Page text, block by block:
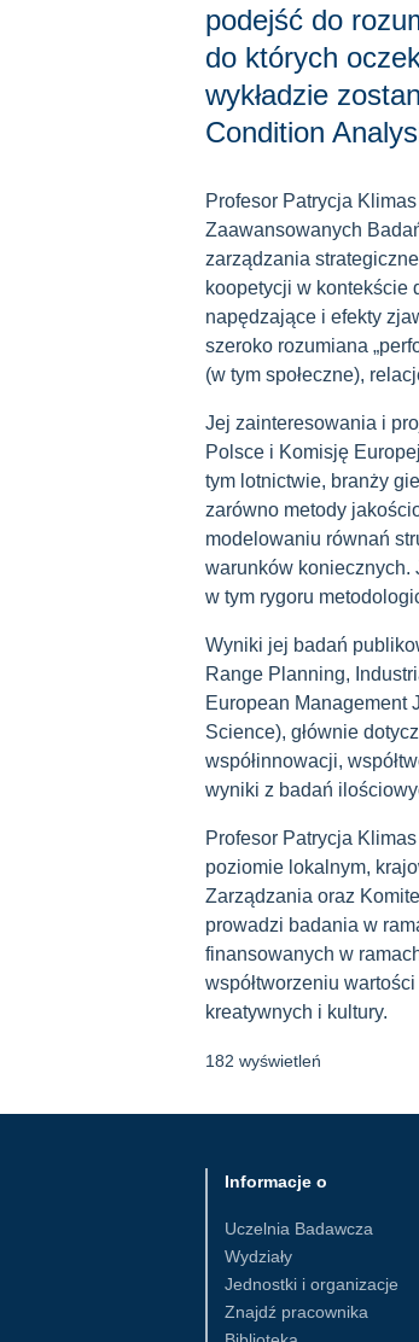
podejść do
do których
wykładzie
Condition
Profesor Patrycja
Zaawansowanych
zarządzania
koopetycji w kontekście
napędzające i efekty
szeroko rozumiana
(w tym społeczne),
Jej zainteresowania i
Polsce i Komisję
tym lotnictwie, branży
zarówno metody
modelowaniu równań
warunków koniecznych.
w tym rygoru
Wyniki jej badań
Range Planning,
European Management
Science), głównie
współinnowacji,
wyniki z badań
Profesor Patrycja
poziomie lokalnym,
Zarządzania oraz
prowadzi badania w
finansowanych w
współtworzeniu
kreatywnych i kultury.
182 wyświetleń
Informacje o
Uczelnia Badawcza
Wydziały
Jednostki i organizacje
Znajdź pracownika